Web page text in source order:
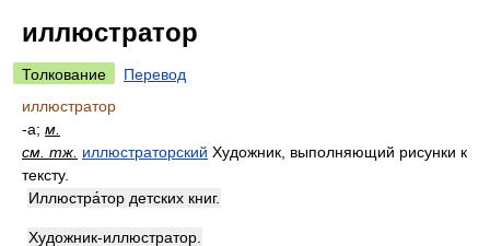
иллюстратор
Толкование
Перевод
иллюстратор
-а; м.
см. тж. иллюстраторский Художник, выполняющий рисунки к
тексту.
Иллюстра́тор детских книг.
Художник-иллюстратор.